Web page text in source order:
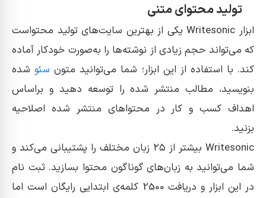
تولید محتوای متنی
ابزار Writesonic یکی از بهترین سایت‌های تولید محتواست
که می‌تواند حجم زیادی از نوشته‌ها را به‌صورت خودکار آماده
کند. با استفاده از این ابزار؛ شما می‌توانید متون سئوشده
بنویسید، مطالب منتشر شده را توسعه دهید و براساس
اهداف کسب و کار در محتواهای منتشر شده اصلاحیه
بزنید.
Writesonic بیشتر از ۲۵ زبان مختلف را پشتیبانی می‌کند و
شما می‌توانید به زبان‌های گوناگون محتوا بسازید. ثبت نام
در این ابزار و دریافت 2500 کلمه‌ی ابتدایی رایگان است اما